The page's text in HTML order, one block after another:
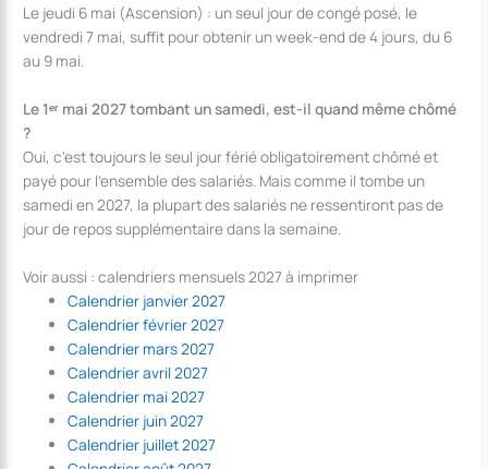
Le jeudi 6 mai (Ascension) : un seul jour de congé posé, le
vendredi 7 mai, suffit pour obtenir un week-end de 4 jours, du 6
au 9 mai.
Le 1ᵉʳ mai 2027 tombant un samedi, est-il quand même chômé
?
Oui, c'est toujours le seul jour férié obligatoirement chômé et
payé pour l'ensemble des salariés. Mais comme il tombe un
samedi en 2027, la plupart des salariés ne ressentiront pas de
jour de repos supplémentaire dans la semaine.
Voir aussi : calendriers mensuels 2027 à imprimer
Calendrier janvier 2027
Calendrier février 2027
Calendrier mars 2027
Calendrier avril 2027
Calendrier mai 2027
Calendrier juin 2027
Calendrier juillet 2027